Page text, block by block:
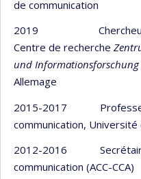
de communication
2019 Chercheur
Centre de recherche
und Informationsforschung
Allemage
2015-2017
communication,
2012-2016 Secrétaire,
communication (ACC-CCA)